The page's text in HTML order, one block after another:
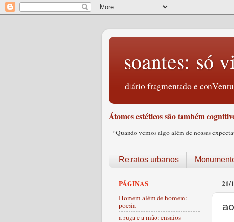
soantes: só
diário fragmentado e
Átomos estéticos são também
“Quando vemos algo além de nossas
Retratos urbanos
21/
PÁGINAS
Homem além de homem:
poesia
a ruga e a mão: ensaios